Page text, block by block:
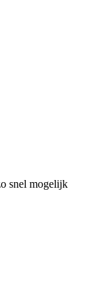
snel mogelijk